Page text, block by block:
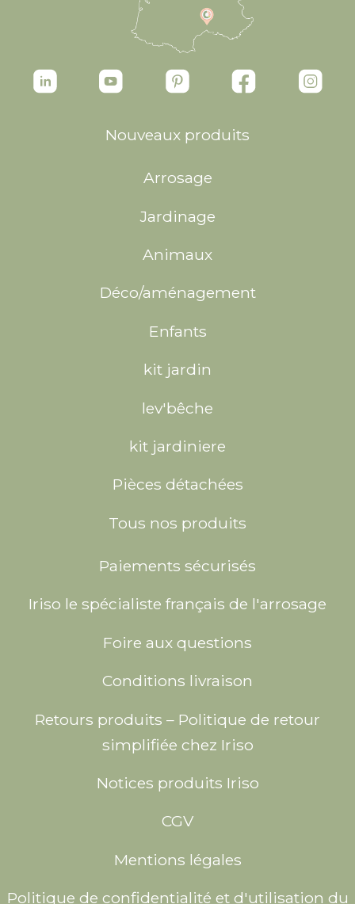
Nouveaux produits
Arrosage
Jardinage
Animaux
Déco/aménagement
Enfants
kit jardin
lev'bêche
kit jardiniere
Pièces détachées
Tous nos produits
Paiements sécurisés
Iriso le spécialiste français de l'arrosage
Foire aux questions
Conditions livraison
Retours produits – Politique de retour
simplifiée chez Iriso
Notices produits Iriso
CGV
Mentions légales
Politique de confidentialité et d'utilisation du